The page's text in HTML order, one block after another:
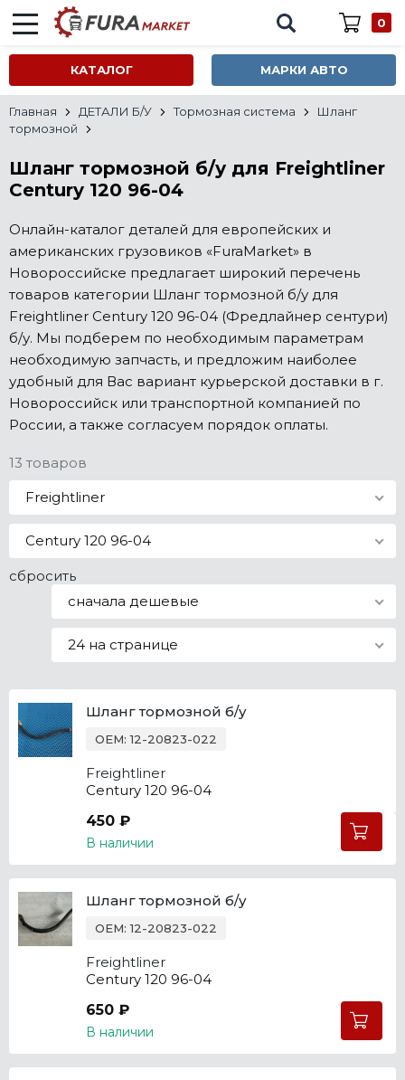
0
КАТАЛОГ МАРКИ АВТО
Все марки
Главная ДЕТАЛИ Б/У Тормозная система
Шланг
тормозной
Шланг тормозной б/у для Freightliner
Century 120 96-04
Онлайн-каталог деталей для европейских и
американских грузовиков «FuraMarket» в
Новороссийске предлагает широкий перечень
товаров категории Шланг тормозной б/у для
Freightliner Century 120 96-04 (Фредлайнер сентури)
б/у. Мы подберем по необходимым параметрам
необходимую запчасть, и предложим наиболее
удобный для Вас вариант курьерской доставки в г.
Новороссийск или транспортной компанией по
России, а также согласуем порядок оплаты.
13 товаров
Freightliner
Century 120 96-04
сбросить
сначала дешевые
24 на странице
Шланг тормозной б/у
OEM: 12-20823-022
Freightliner
Century 120 96-04
450 ₽
В наличии
Шланг тормозной б/у
OEM: 12-20823-022
Freightliner
Century 120 96-04
650 ₽
В наличии